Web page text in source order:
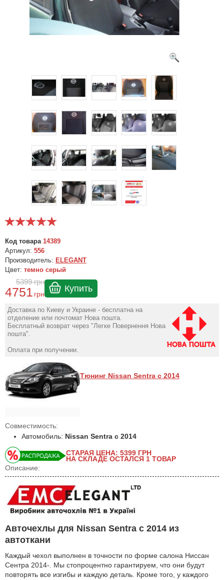
Код товара 14389
Артикул: 556
Производитель: ELEGANT
Цвет: темно серый
5399грн
4751 грн
Купить
Доставка по Киеву и Украине - бесплатна на
отделение или почтомат Нова пошта.
Бесплатный возврат через "Легке Повернення Нова
пошта".
Оплата при получении.
Тюнинг Nissan Sentra с 2014
Совместимость:
Автомобиль: Nissan Sentra с 2014
СТАРАЯ ЦЕНА: 5399 ГРН
НА СКЛАДЕ ОСТАЛСЯ 1 ТОВАР
Описание:
Авточехлы для Nissan Sentra с 2014 из
автоткани
Каждый чехол выполнен в точности по форме салона Ниссан
Сентра 2014-. Мы стопроцентно гарантируем, что они будут
повторять все изгибы и каждую деталь. Кроме того, у каждого